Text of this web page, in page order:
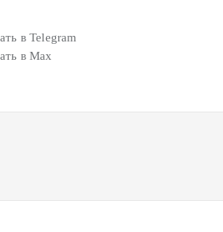
в Telegram
в Max